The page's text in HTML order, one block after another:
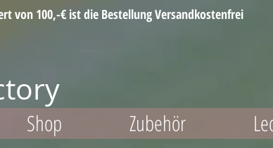
von 100,-€ ist die Bestellung Versandkostenfrei
Shop Zubehör